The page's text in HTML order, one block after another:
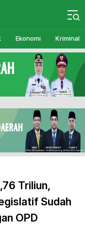
Ekonomi Kriminal
Triliun,
Sudah
OPD